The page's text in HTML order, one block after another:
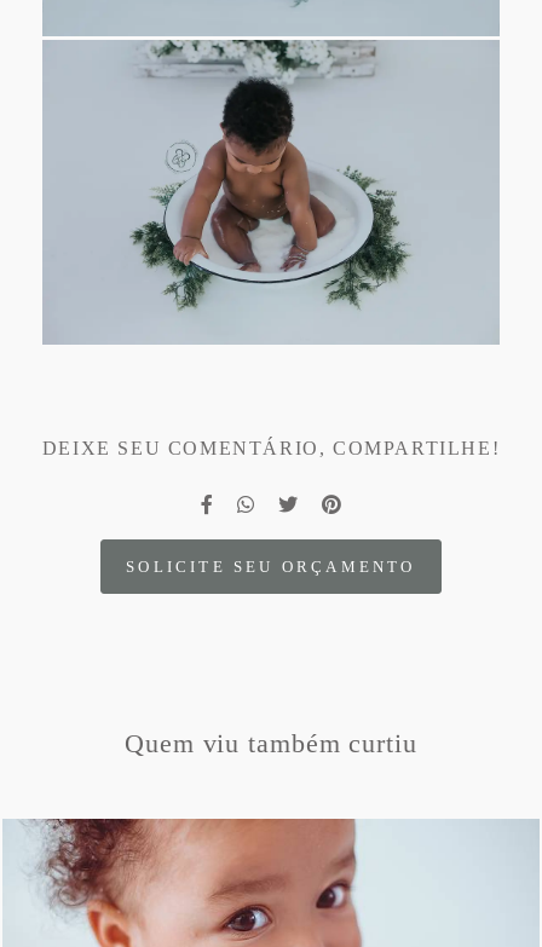
DEIXE SEU COMENTÁRIO, COMPARTILHE!
SOLICITE SEU ORÇAMENTO
Quem viu também curtiu